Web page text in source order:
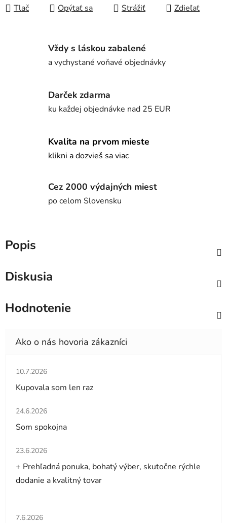
Tlač Opýtať sa Strážiť Zdieľať
Vždy s láskou zabalené
a vychystané voňavé objednávky
Darček zdarma
ku každej objednávke nad 25 EUR
Kvalita na prvom mieste
klikni a dozvieš sa viac
Cez 2000 výdajných miest
po celom Slovensku
Popis
Diskusia
Hodnotenie
Hodnotenie obchodu je 5 z 5 hviezdičiek.
10.7.2026
Kupovala som len raz
Hodnotenie obchodu je 5 z 5 hviezdičiek.
24.6.2026
Som spokojna
Hodnotenie obchodu je 5 z 5 hviezdičiek.
23.6.2026
+ Prehľadná ponuka, bohatý výber, skutočne rýchle
dodanie a kvalitný tovar
Hodnotenie obchodu je 5 z 5 hviezdičiek.
7.6.2026